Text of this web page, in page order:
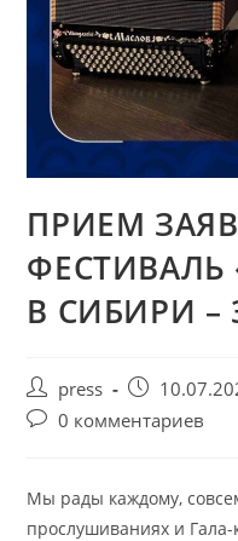
ПРИЕМ
ФЕСТИВАЛЬ
В СИБИРИ –
press
0 комментариев
Мы рады каждому,
прослушиваниях и